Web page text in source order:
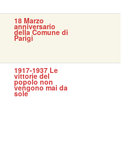
18 Marzo
anniversario
della Comune di
Parigi
1917-1937 Le
vittorie del
popolo non
vengono mai da
sole